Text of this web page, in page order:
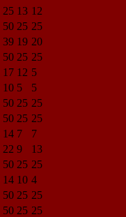
25 13 12
50 25 25
39 19 20
50 25 25
17 12 5
10 5
5
50 25 25
50 25 25
14 7
7
22 9
13
50 25 25
14 10 4
50 25 25
50 25 25